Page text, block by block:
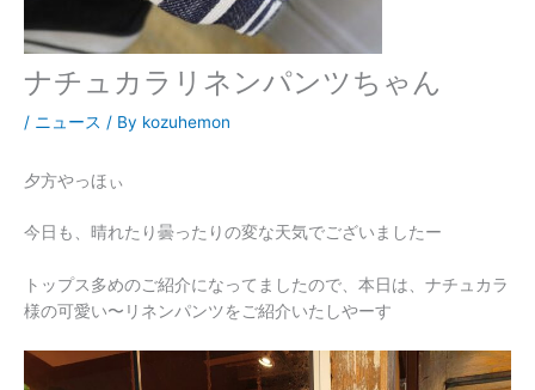
ナチュカラリネンパンツちゃん
/ ニュース / By kozuhemon
夕方やっほぃ
今日も、晴れたり曇ったりの変な天気でございましたー
トップス多めのご紹介になってましたので、本日は、ナチュカラ
様の可愛い〜リネンパンツをご紹介いたしやーす